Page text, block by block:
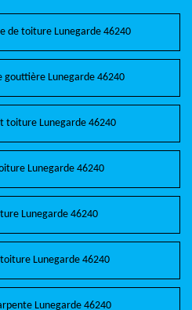
de toiture Lunegarde 46240
gouttière Lunegarde 46240
toiture Lunegarde 46240
Lunegarde 46240
Lunegarde 46240
Lunegarde 46240
Lunegarde 46240